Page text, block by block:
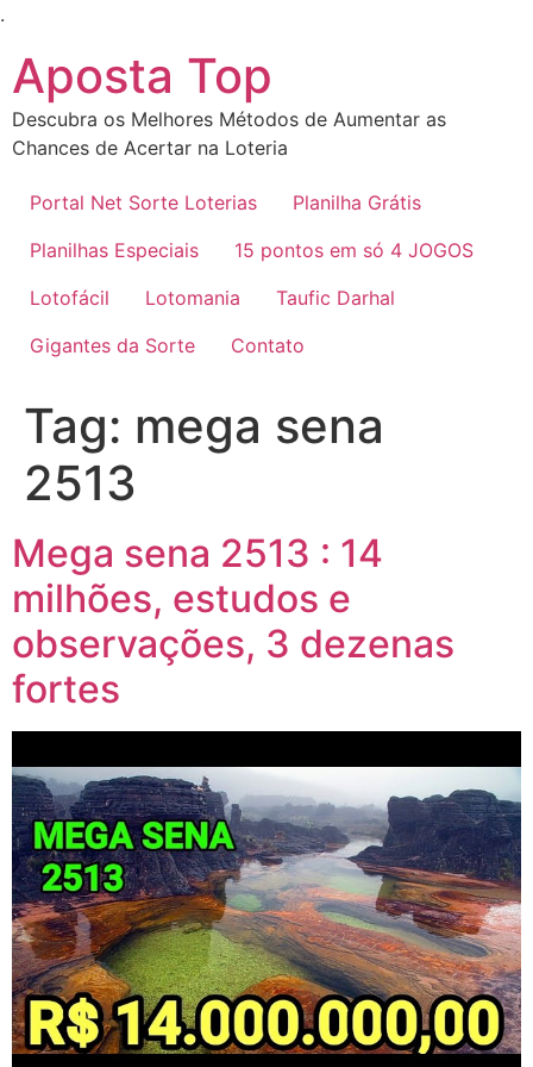
.
conteúdo
Aposta Top
Descubra os Melhores Métodos de Aumentar as
Chances de Acertar na Loteria
Portal Net Sorte Loterias
Planilha Grátis
Planilhas Especiais
15 pontos em só 4 JOGOS
Lotofácil
Lotomania
Taufic Darhal
Gigantes da Sorte
Contato
Tag: mega sena
2513
Mega sena 2513 : 14
milhões, estudos e
observações, 3 dezenas
fortes